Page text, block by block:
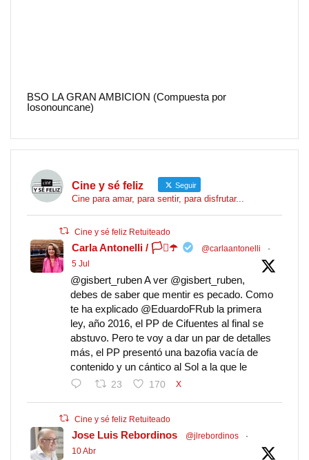
BSO LA GRAN AMBICION (Compuesta por
Iosonouncane)
Cine y sé feliz Seguir
Cine para amar, para sentir, para disfrutar...
Cine y sé feliz Retuiteado
Carla Antonelli / 🏳️‍⚧️☂️ @carlaantonelli
·
5 Jul
@gisbert_ruben A ver @gisbert_ruben,
debes de saber que mentir es pecado. Como
te ha explicado @EduardoFRub la primera
ley, año 2016, el PP de Cifuentes al final se
abstuvo. Pero te voy a dar un par de detalles
más, el PP presentó una bazofia vacía de
contenido y un cántico al Sol a la que le
23 170 X
Cine y sé feliz Retuiteado
Jose Luis Rebordinos @jlrebordinos
·
10 Abr